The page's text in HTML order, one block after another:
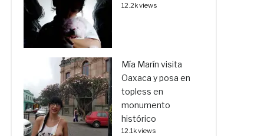
12.2k views
Mía Marín visita
Oaxaca y posa en
topless en
monumento
histórico
12.1k views